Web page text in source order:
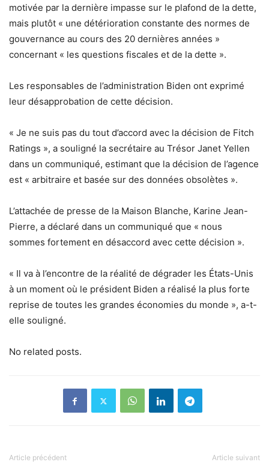
motivée par la dernière impasse sur le plafond de la dette,
mais plutôt « une détérioration constante des normes de
gouvernance au cours des 20 dernières années »
concernant « les questions fiscales et de la dette ».
Les responsables de l’administration Biden ont exprimé
leur désapprobation de cette décision.
« Je ne suis pas du tout d’accord avec la décision de Fitch
Ratings », a souligné la secrétaire au Trésor Janet Yellen
dans un communiqué, estimant que la décision de l’agence
est « arbitraire et basée sur des données obsolètes ».
L’attachée de presse de la Maison Blanche, Karine Jean-
Pierre, a déclaré dans un communiqué que « nous
sommes fortement en désaccord avec cette décision ».
« Il va à l’encontre de la réalité de dégrader les États-Unis
à un moment où le président Biden a réalisé la plus forte
reprise de toutes les grandes économies du monde », a-t-
elle souligné.
No related posts.
Article précédent Article suivant